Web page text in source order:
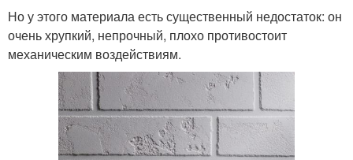
Но у этого материала есть существенный недостаток: он
очень хрупкий, непрочный, плохо противостоит
механическим воздействиям.